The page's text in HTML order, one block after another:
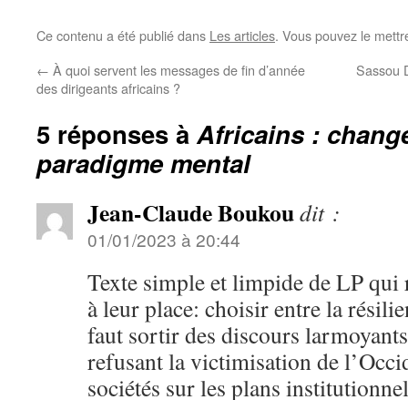
Ce contenu a été publié dans Les articles. Vous pouvez le
← À quoi servent les messages de fin d’année
des dirigeants africains ?
Sassou
5 réponses àAfricains :
paradigme mental
Jean-Claude Boukoudit :
01/01/2023 à 20:44
Texte simple et limpide de LP
à leur place: choisir entre la
faut sortir des discours
refusant la victimisation de
sociétés sur les plans